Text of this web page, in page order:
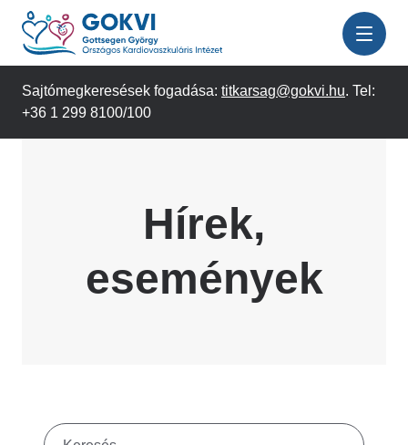
Ugrás
tartalomra
Sajtómegkeresések fogadása: titkarsag@gokvi.hu. Tel:
+36 1 299 8100/100
Hírek,
események
Keresés